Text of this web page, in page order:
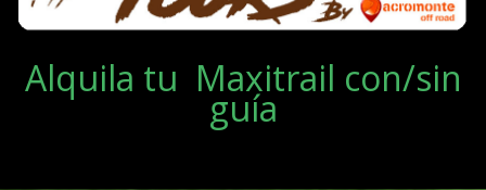
Alquila tu Maxitrail con/sin
guía